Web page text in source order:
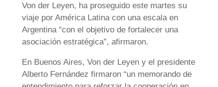
Von der Leyen, ha proseguido este martes su
viaje por América Latina con una escala en
Argentina “con el objetivo de fortalecer una
asociación estratégica”, afirmaron.
En Buenos Aires, Von der Leyen y el presidente
Alberto Fernández firmaron “un memorando de